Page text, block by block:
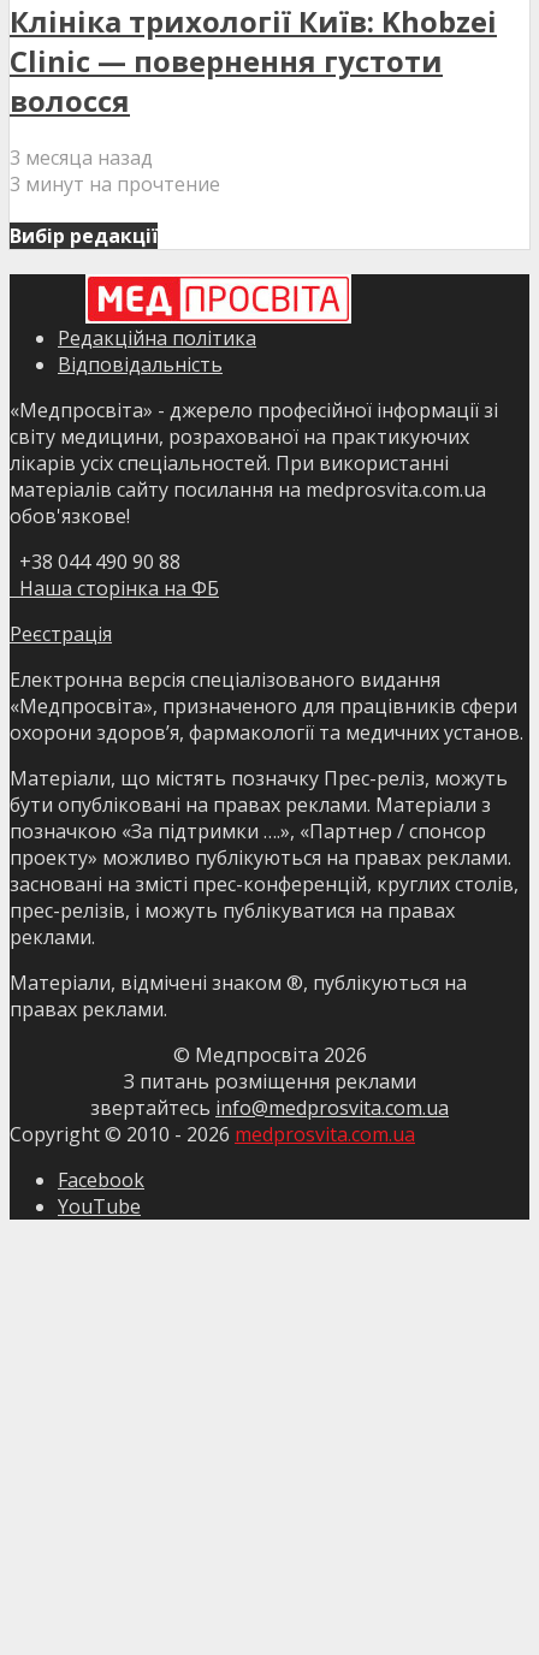
Клініка трихології Київ: Khobzei
Clinic — повернення густоти
волосся
3 месяца назад
3 минут на прочтение
Вибір редакції
Редакційна політика
Відповідальність
«Медпросвіта» - джерело професійної інформації зі
світу медицини, розрахованої на практикуючих
лікарів усіх спеціальностей. При використанні
матеріалів сайту посилання на medprosvita.com.ua
обов'язкове!
+38 044 490 90 88
Наша сторінка на ФБ
Реєстрація
Електронна версія спеціалізованого видання
«Медпросвіта», призначеного для працівників сфери
охорони здоров’я, фармакології та медичних установ.
Матеріали, що містять позначку Прес-реліз, можуть
бути опубліковані на правах реклами. Матеріали з
позначкою «За підтримки ….», «Партнер / спонсор
проекту» можливо публікуються на правах реклами.
засновані на змісті прес-конференцій, круглих столів,
прес-релізів, і можуть публікуватися на правах
реклами.
Матеріали, відмічені знаком ®, публікуються на
правах реклами.
© Медпросвіта 2026
З питань розміщення реклами
звертайтесь info@medprosvita.com.ua
Copyright © 2010 - 2026 medprosvita.com.ua
Facebook
YouTube